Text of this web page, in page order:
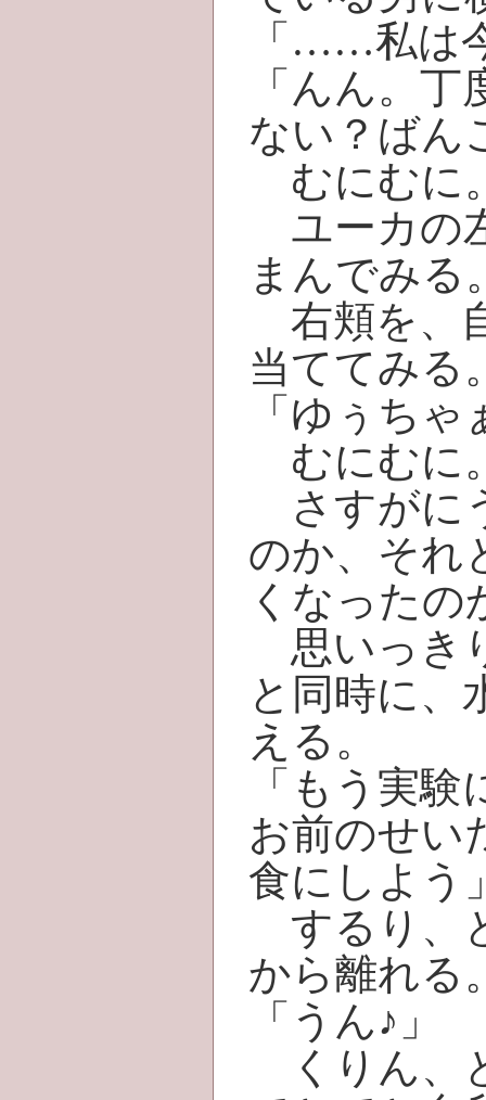
「……私は
「んん。
ない？ばん
むにむに
ユーカの
まんでみる
右頬を、
当ててみる
「ゆぅちゃ
むにむに
さすがに
のか、それ
くなったの
思いっき
と同時に、
える。
「もう実
お前のせい
食にしよう
するり、
から離れる
「うん♪」
くりん、